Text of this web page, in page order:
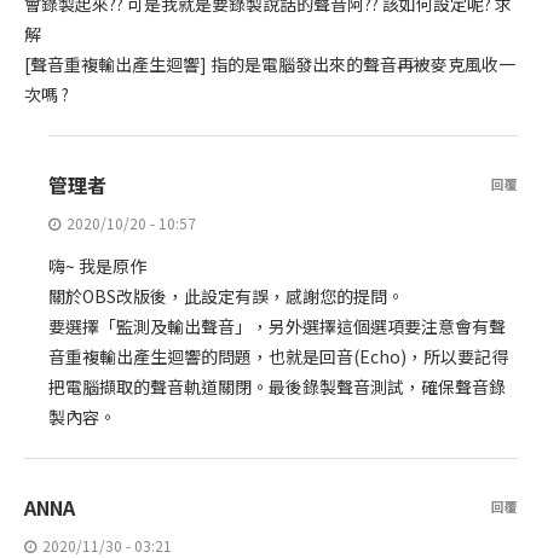
解
[聲音重複輸出產生迴響] 指的是電腦發出來的聲音再被麥克風收一
次嗎 ?
管理者
2020/10/20 - 10:57
嗨~ 我是原作
關於OBS改版後，此設定有誤，感謝您的提問。
要選擇「監測及輸出聲音」，另外選擇這個選項要注意會有聲
音重複輸出產生迴響的問題，也就是回音(Echo)，所以要記得
把電腦擷取的聲音軌道關閉。最後錄製聲音測試，確保聲音錄
製內容。
回覆
ANNA
2020/11/30 - 03:21
回覆